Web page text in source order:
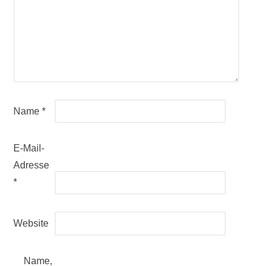
Name*
E-Mail-
Adresse
*
Website
Name,